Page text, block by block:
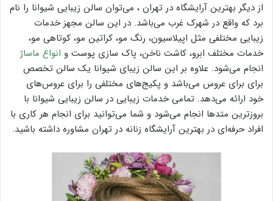
از دیگر بهترین آرایشگاه در تهران ، می‌توان سالن زیبایی شیوانا را نام
برد که واقع در شهرک غرب می‌باشد. در این سالن مجهز خدمات
زیبایی مختلفی مثل اپیلاسیون، رنگ مو، کراتین مو، کوتاهی مو،
خدمات مختلف ابرو، کاشت ناخن، پاک سازی پوست و انواع ماساژ
انجام می‌شود. علاوه بر این سالن زیبای شیوانا یک سالن تخصص
برای برای عروس می‌باشد و پکیج‌های مختلفی را برای عروس‌های
خود ارائه می‌دهد. تمامی خدمات زیبایی در سالن زیبایی شیوانا با
بروزترین متد‌ها انجام می‌شود و شما می‌توانید برای انجام هر کاری با
افراد حرفه‌ای در بهترین آرایشگاه زنانه در تهران مشاوره داشته باشید.